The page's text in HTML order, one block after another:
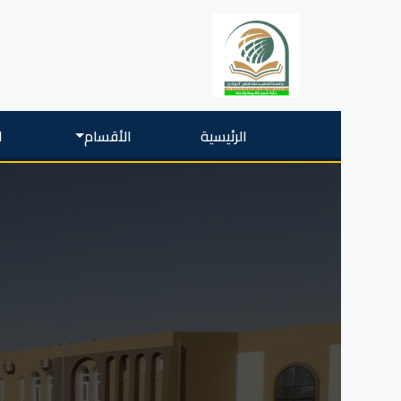
الرئيسية الأقسام